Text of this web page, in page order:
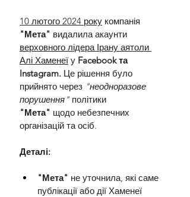
10 лютого 2024 року компанія
"Мета" видалила акаунти
верховного лідера Ірану аятоли
Алі Хаменеї у Facebook та
Instagram. Це рішення було
прийнято через "неодноразове
порушення" політики
"Мета" щодо небезпечних
організацій та осіб.
Деталі:
"Мета" не уточнила, які саме
публікації або дії Хаменеї